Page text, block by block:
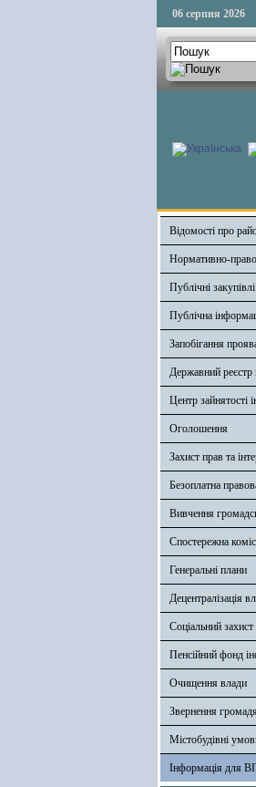
06 серпня 2026
Відомості про
Нормативно-
Публічні закупівлі
Публічна
Запобігання
Державний реєстр
Центр зайнятості
Оголошення
Захист прав та
Безоплатна
Вивчення
Спостережна
Генеральні плани
Децентралізація
Соціальний
Пенсійний фонд
Очищення влади
Звернення
Містобудівні
Інформація для